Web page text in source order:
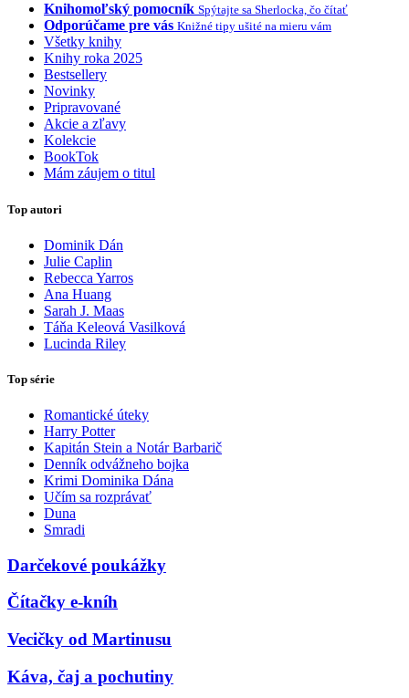
Knihomoľský pomocník Spýtajte sa Sherlocka, čo čítať
Odporúčame pre vás Knižné tipy ušité na mieru vám
Všetky knihy
Knihy roka 2025
Bestsellery
Novinky
Pripravované
Akcie a zľavy
Kolekcie
BookTok
Mám záujem o titul
Top autori
Dominik Dán
Julie Caplin
Rebecca Yarros
Ana Huang
Sarah J. Maas
Táňa Keleová Vasilková
Lucinda Riley
Top série
Romantické úteky
Harry Potter
Kapitán Stein a Notár Barbarič
Denník odvážneho bojka
Krimi Dominika Dána
Učím sa rozprávať
Duna
Smradi
Darčekové poukážky
Čítačky e-kníh
Vecičky od Martinusu
Káva, čaj a pochutiny